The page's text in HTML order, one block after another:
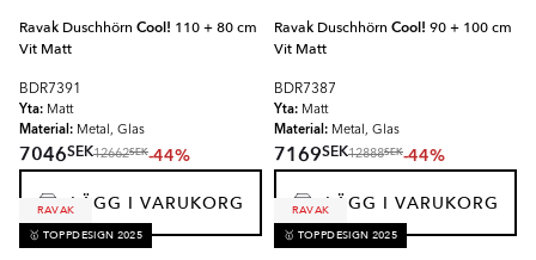
Ravak Duschhörn Cool! 110 + 80 cm
Vit Matt
BDR7391
Yta: Matt
Material: Metal, Glas
7046SEK12662SEK-44%
LÄGG I VARUKORG
Ravak Duschhörn Cool! 90 + 100 cm
Vit Matt
BDR7387
Yta: Matt
Material: Metal, Glas
7169SEK12888SEK-44%
LÄGG I VARUKORG
RAVAK
🥇 TOPPDESIGN 2025
RAVAK
🥇 TOPPDESIGN 2025